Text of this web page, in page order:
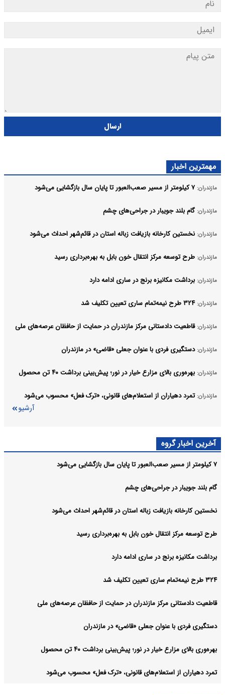
ارسال
مهمترین اخبار
مازندران: ۷ کیلومتر از مسیر صعب‌العبور تا پایان سال بازگشایی می‌شود
مازندران: گام بلند جویبار در جراحی‌های چشم
مازندران: نخستین کارخانه بازیافت زباله استان در قائم‌شهر احداث می‌شود
مازندران: طرح توسعه مرکز انتقال خون بابل به بهره‌برداری رسید
مازندران: برداشت مکانیزه برنج در ساری ادامه دارد
مازندران: ۳۲۴ طرح نیمه‌تمام ساری تعیین تکلیف شد
مازندران: قاطعیت دادستانی مرکز مازندران در حمایت از حافظان عرصه‌های ملی
مازندران: دستگیری فردی با عنوان جعلی «قاضی» در مازندران
مازندران: بهره‌وری بالای مزارع خیار در نور؛ پیش‌بینی برداشت ۴۰ تن محصول
مازندران: تمرد دهیاران از استعلام‌های قانونی، «ترک فعل» محسوب می‌شود
آرشیو
آخرین اخبار گروه
۷ کیلومتر از مسیر صعب‌العبور تا پایان سال بازگشایی می‌شود
گام بلند جویبار در جراحی‌های چشم
نخستین کارخانه بازیافت زباله استان در قائم‌شهر احداث می‌شود
طرح توسعه مرکز انتقال خون بابل به بهره‌برداری رسید
برداشت مکانیزه برنج در ساری ادامه دارد
۳۲۴ طرح نیمه‌تمام ساری تعیین تکلیف شد
قاطعیت دادستانی مرکز مازندران در حمایت از حافظان عرصه‌های ملی
دستگیری فردی با عنوان جعلی «قاضی» در مازندران
بهره‌وری بالای مزارع خیار در نور؛ پیش‌بینی برداشت ۴۰ تن محصول
تمرد دهیاران از استعلام‌های قانونی، «ترک فعل» محسوب می‌شود